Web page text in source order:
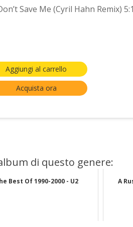
Save Me (Cyril Hahn Remix)
Aggiungi al carrello
Acquista ora
di questo genere:
Best Of 1990-2000 - U2
A